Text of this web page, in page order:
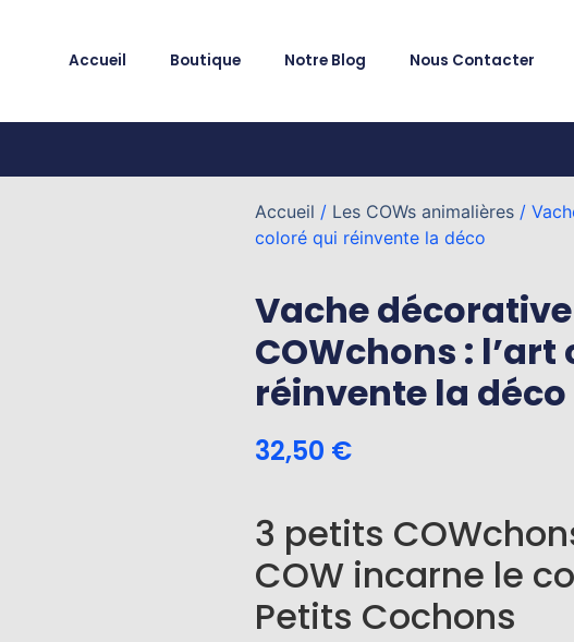
Accueil Boutique Notre Blog Nous Contacter
Accueil / Les COWs animalières/
coloré qui réinvente la déco
Vache
COWchons :
réinvente la déco
32,50 €
3 petits
COW incarne le
Petits Cochons